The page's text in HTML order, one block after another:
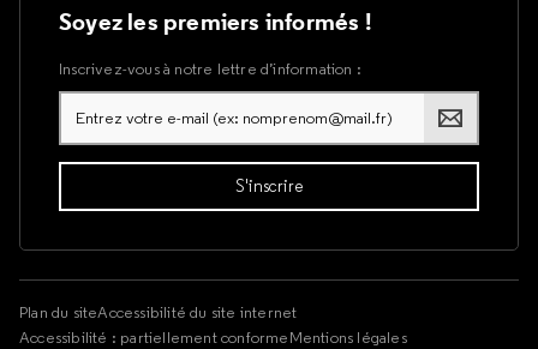
Soyez les premiers informés !
Inscrivez-vous à notre lettre d’information :
Plan du siteAccessibilité du site internet
Accessibilité : partiellement conformeMentions légales